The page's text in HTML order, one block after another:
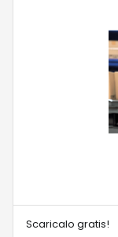
Scaricalo gratis!